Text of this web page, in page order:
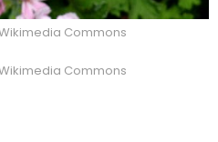
Commons
Commons